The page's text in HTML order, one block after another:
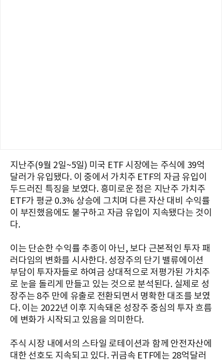
지난주(9월 2일~5일) 미국 ETF 시장에는 주식에 39억
달러가 유입됐다. 이 중에서 가치주 ETF의 자금 유입이
두드러진 특징을 보였다. 흥미로운 점은 지난주 가치주
ETF가 평균 0.3% 상승에 그치며 다른 자산 대비 수익률
이 부진했음에도 불구하고 자금 유입이 지속됐다는 것이
다.
이는 단순한 수익률 추종이 아닌, 보다 근본적인 투자 패
러다임의 변화를 시사한다. 성장주의 단기 밸류에이션
부담이 투자자들로 하여금 상대적으로 저평가된 가치주
로 눈을 돌리게 만들고 있는 것으로 분석된다. 실제로 성
장주는 8주 만에 유출로 전환되면서 명확한 대조를 보였
다. 이는 2022년 이후 지속돼온 성장주 중심의 투자 흐름
에 변화가 시작되고 있음을 의미한다.
주식 시장 내에서의 스타일 로테이션과 함께 안전자산에
대한 선호도 지속되고 있다. 귀금속 ETF에는 28억달러